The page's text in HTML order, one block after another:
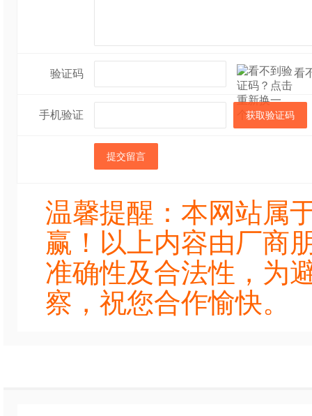
验证码 看
手机验证 获取验证码
提交留言
温馨提醒：本网站属
赢！以上内容由厂商
准确性及合法性，为
察，祝您合作愉快。